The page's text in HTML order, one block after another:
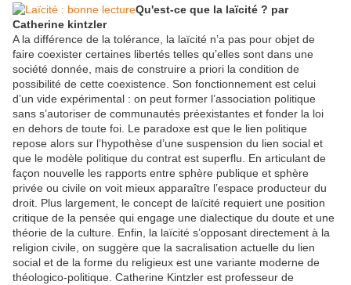
Qu'est-ce que la laïcité ? par
Catherine kintzler
A la différence de la tolérance, la laïcité n’a pas pour objet de
faire coexister certaines libertés telles qu’elles sont dans une
société donnée, mais de construire a priori la condition de
possibilité de cette coexistence. Son fonctionnement est celui
d’un vide expérimental : on peut former l’association politique
sans s’autoriser de communautés préexistantes et fonder la loi
en dehors de toute foi. Le paradoxe est que le lien politique
repose alors sur l’hypothèse d’une suspension du lien social et
que le modèle politique du contrat est superflu. En articulant de
façon nouvelle les rapports entre sphère publique et sphère
privée ou civile on voit mieux apparaître l’espace producteur du
droit. Plus largement, le concept de laïcité requiert une position
critique de la pensée qui engage une dialectique du doute et une
théorie de la culture. Enfin, la laïcité s’opposant directement à la
religion civile, on suggère que la sacralisation actuelle du lien
social et de la forme du religieux est une variante moderne de
théologico-politique. Catherine Kintzler est professeur de